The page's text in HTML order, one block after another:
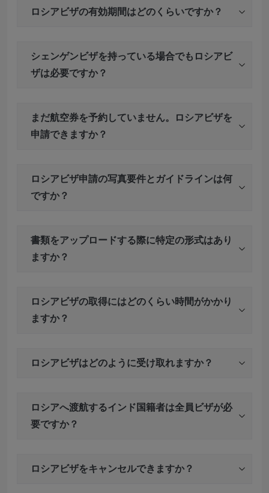
ロシアビザの有効期間はどのくらいですか？
シェンゲンビザを持っている場合でもロシアビ
ザは必要ですか？
まだ航空券を予約していません。ロシアビザを
申請できますか？
ロシアビザ申請の写真要件とガイドラインは何
ですか？
書類をアップロードする際に特定の形式はあり
ますか？
ロシアビザの取得にはどのくらい時間がかかり
ますか？
ロシアビザはどのように受け取れますか？
ロシアへ渡航するインド国籍者は全員ビザが必
要ですか？
ロシアビザをキャンセルできますか？